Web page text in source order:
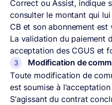
Correct ou Assist, indique
consulter le montant qui
CB et son abonnement est
La validation du paiement
acceptation des CGUS et
Modification de
Toute modification de
est soumise à
S’agissant du contrat